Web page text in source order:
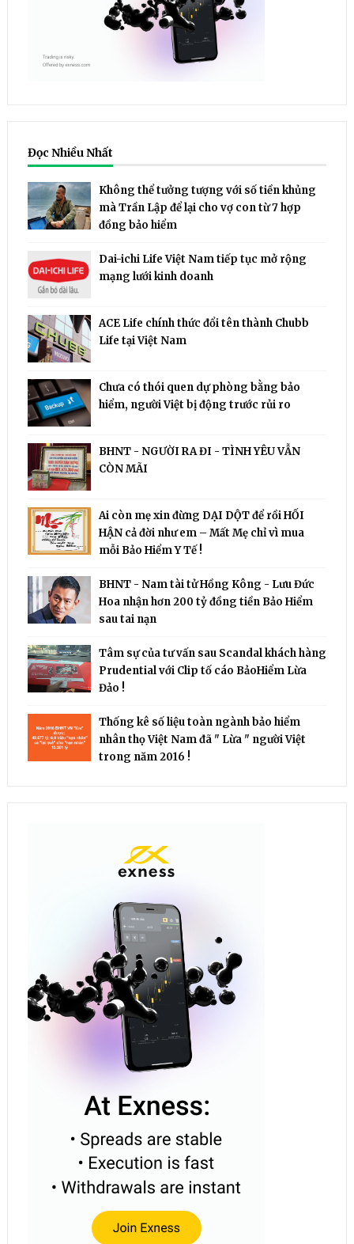
Đọc Nhiều Nhất
Không thể tưởng tượng với số tiền khủng
mà Trần Lập để lại cho vợ con từ 7 hợp
đồng bảo hiểm
Dai-ichi Life Việt Nam tiếp tục mở rộng
mạng lưới kinh doanh
ACE Life chính thức đổi tên thành Chubb
Life tại Việt Nam
Chưa có thói quen dự phòng bằng bảo
hiểm, người Việt bị động trước rủi ro
BHNT - NGƯỜI RA ĐI - TÌNH YÊU VẪN
CÒN MÃI
Ai còn mẹ xin đừng DẠI DỘT để rồi HỐI
HẬN cả đời như em – Mất Mẹ chỉ vì mua
mỗi Bảo Hiểm Y Tế !
BHNT - Nam tài tử Hồng Kông - Lưu Đức
Hoa nhận hơn 200 tỷ đồng tiền Bảo Hiểm
sau tai nạn
Tâm sự của tư vấn sau Scandal khách hàng
Prudential với Clip tố cáo BảoHiểm Lừa
Đảo !
Thống kê số liệu toàn ngành bảo hiểm
nhân thọ Việt Nam đã " Lừa " người Việt
trong năm 2016 !